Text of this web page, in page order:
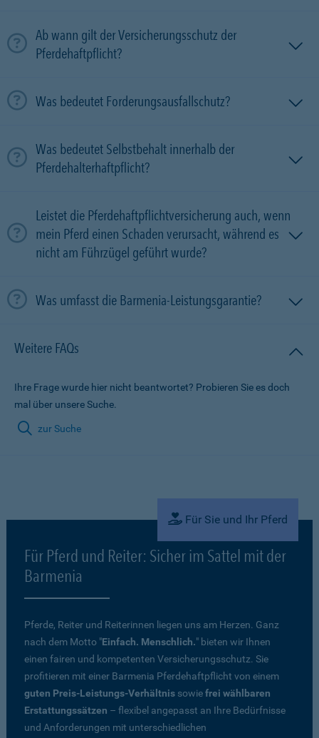
Ab wann gilt der Versicherungsschutz der
Pferdehaftpflicht?
Was bedeutet Forderungsausfallschutz?
Was bedeutet Selbstbehalt innerhalb der
Pferdehalterhaftpflicht?
Leistet die Pferdehaftpflichtversicherung auch, wenn
mein Pferd einen Schaden verursacht, während es
nicht am Führzügel geführt wurde?
Was umfasst die Barmenia-Leistungsgarantie?
Weitere FAQs
Ihre Frage wurde hier nicht beantwortet? Probieren Sie es doch
mal über unsere Suche.
zur Suche
Für Sie und Ihr Pferd
Für Pferd und Reiter: Sicher im Sattel mit der
Barmenia
Pferde, Reiter und Reiterinnen liegen uns am Herzen. Ganz
nach dem Motto "Einfach. Menschlich." bieten wir Ihnen
einen fairen und kompetenten Versicherungsschutz. Sie
profitieren mit einer Barmenia Pferdehaftpflicht von einem
guten Preis-Leistungs-Verhältnis sowiefrei wählbaren
Erstattungssätzen – flexibel angepasst an Ihre Bedürfnisse
und Anforderungen mit unterschiedlichen